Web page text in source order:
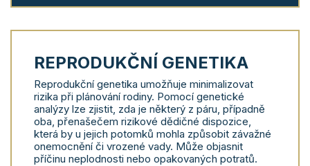
REPRODUKČNÍ GENETIKA
Reprodukční genetika umožňuje minimalizovat
rizika při plánování rodiny. Pomocí genetické
analýzy lze zjistit, zda je některý z páru, případně
oba, přenašečem rizikové dědičné dispozice,
která by u jejich potomků mohla způsobit závažné
onemocnění či vrozené vady. Může objasnit
příčinu neplodnosti nebo opakovaných potratů.